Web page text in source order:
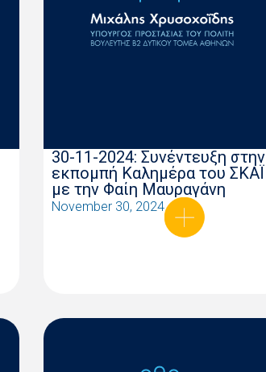
30-11-2024: Συνέντευξη στην
εκπομπή Καλημέρα του ΣΚΑΪ
με την Φαίη Μαυραγάνη
November 30, 2024